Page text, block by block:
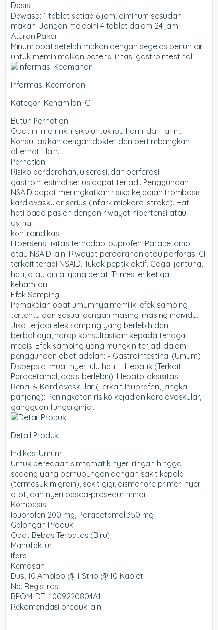
Dosis
Dewasa: 1 tablet setiap 6 jam, diminum sesudah
makan. Jangan melebihi 4 tablet dalam 24 jam.
Aturan Pakai
Minum obat setelah makan dengan segelas penuh air
untuk meminimalkan potensi iritasi gastrointestinal.
Informasi Keamanan
Kategori Kehamilan: C
Butuh Perhatian
Obat ini memiliki risiko untuk ibu hamil dan janin.
Konsultasikan dengan dokter dan pertimbangkan
alternatif lain.
Perhatian
Risiko perdarahan, ulserasi, dan perforasi
gastrointestinal serius dapat terjadi. Penggunaan
NSAID dapat meningkatkan risiko kejadian trombosis
kardiovaskular serius (infark miokard, stroke). Hati-
hati pada pasien dengan riwayat hipertensi atau
asma.
kontraindikasi
Hipersensitivitas terhadap Ibuprofen, Paracetamol,
atau NSAID lain. Riwayat perdarahan atau perforasi GI
terkait terapi NSAID. Tukak peptik aktif. Gagal jantung,
hati, atau ginjal yang berat. Trimester ketiga
kehamilan.
Efek Samping
Pemakaian obat umumnya memiliki efek samping
tertentu dan sesuai dengan masing-masing individu.
Jika terjadi efek samping yang berlebih dan
berbahaya, harap konsultasikan kepada tenaga
medis. Efek samping yang mungkin terjadi dalam
penggunaan obat adalah: – Gastrointestinal (Umum):
Dispepsia, mual, nyeri ulu hati. – Hepatik (Terkait
Paracetamol, dosis berlebih): Hepatotoksisitas. –
Renal & Kardiovaskular (Terkait Ibuprofen, jangka
panjang): Peningkatan risiko kejadian kardiovaskular,
gangguan fungsi ginjal.
Detail Produk
Indikasi Umum
Untuk peredaan simtomatik nyeri ringan hingga
sedang yang berhubungan dengan sakit kepala
(termasuk migrain), sakit gigi, dismenore primer, nyeri
otot, dan nyeri pasca-prosedur minor.
Komposisi
Ibuprofen 200 mg, Paracetamol 350 mg
Golongan Produk
Obat Bebas Terbatas (Biru)
Manufaktur
Ifars
Kemasan
Dus, 10 Amplop @ 1 Strip @ 10 Kaplet
No. Registrasi
BPOM: DTL1009220804A1
Rekomendasi produk lain